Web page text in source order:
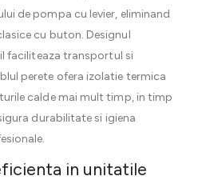
de pompa cu levier, eliminand
cu buton. Designul
faciliteaza transportul si
perete ofera izolatie termica
calde mai mult timp, in timp
durabilitate si igiena
in unitatile